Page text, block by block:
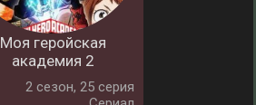
Моя геройская
академия 2
2 cезон, 25 серия